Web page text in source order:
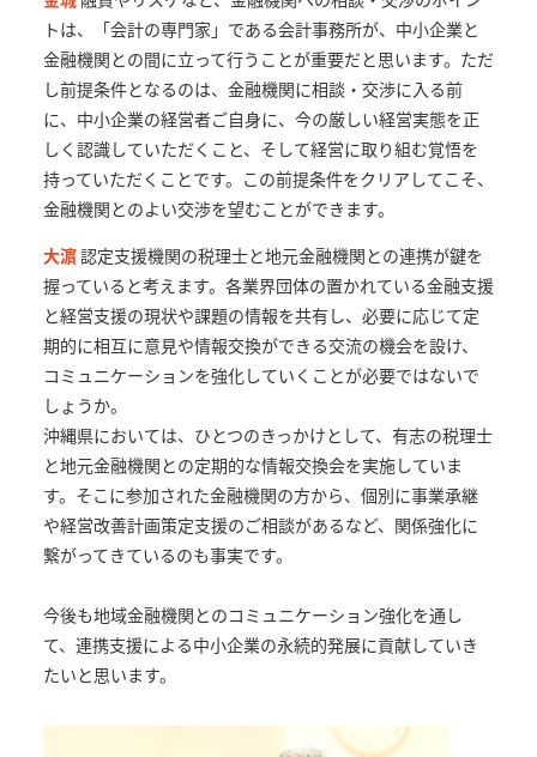
トは、「会計の専門家」である会計事務所が、中小企業と
金融機関との間に立って行うことが重要だと思います。ただ
し前提条件となるのは、金融機関に相談・交渉に入る前
に、中小企業の経営者ご自身に、今の厳しい経営実態を正
しく認識していただくこと、そして経営に取り組む覚悟を
持っていただくことです。この前提条件をクリアしてこそ、
金融機関とのよい交渉を望むことができます。
大濵認定支援機関の税理士と地元金融機関との連携が鍵を
握っていると考えます。各業界団体の置かれている金融支援
と経営支援の現状や課題の情報を共有し、必要に応じて定
期的に相互に意見や情報交換ができる交流の機会を設け、
コミュニケーションを強化していくことが必要ではないで
しょうか。
沖縄県においては、ひとつのきっかけとして、有志の税理士
と地元金融機関との定期的な情報交換会を実施していま
す。そこに参加された金融機関の方から、個別に事業承継
や経営改善計画策定支援のご相談があるなど、関係強化に
繋がってきているのも事実です。
今後も地域金融機関とのコミュニケーション強化を通し
て、連携支援による中小企業の永続的発展に貢献していき
たいと思います。